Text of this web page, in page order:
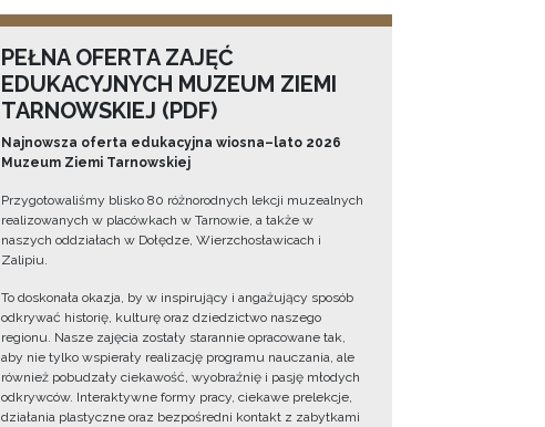
PEŁNA OFERTA ZAJĘĆ
EDUKACYJNYCH MUZEUM ZIEMI
TARNOWSKIEJ (PDF)
Najnowsza oferta edukacyjna wiosna–lato 2026
Muzeum Ziemi Tarnowskiej
Przygotowaliśmy blisko 80 różnorodnych lekcji muzealnych
realizowanych w placówkach w Tarnowie, a także w
naszych oddziałach w Dołędze, Wierzchosławicach i
Zalipiu.
To doskonała okazja, by w inspirujący i angażujący sposób
odkrywać historię, kulturę oraz dziedzictwo naszego
regionu. Nasze zajęcia zostały starannie opracowane tak,
aby nie tylko wspierały realizację programu nauczania, ale
również pobudzały ciekawość, wyobraźnię i pasję młodych
odkrywców. Interaktywne formy pracy, ciekawe prelekcje,
działania plastyczne oraz bezpośredni kontakt z zabytkami